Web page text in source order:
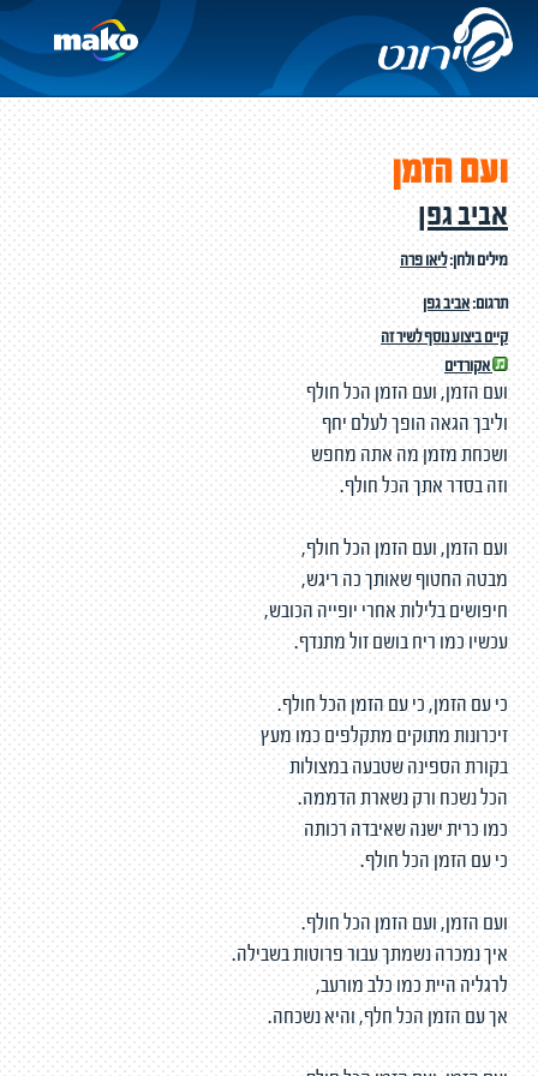
ועם הזמן
אביב גפן
מילים ולחן:ליאו פרה
תרגום:אביב גפן
קיים ביצוע נוסף לשיר זה
אקורדים
ועם הזמן, ועם הזמן הכל חולף
וליבך הגאה הופך לעלם יחף
ושכחת מזמן מה אתה מחפש
וזה בסדר אתך הכל חולף.
ועם הזמן, ועם הזמן הכל חולף,
מבטה החטוף שאותך כה ריגש,
חיפושים בלילות אחרי יופייה הכובש,
עכשיו כמו ריח בושם זול מתנדף.
כי עם הזמן, כי עם הזמן הכל חולף.
זיכרונות מתוקים מתקלפים כמו מעץ
בקורת הספינה שטבעה במצולות
הכל נשכח ורק נשארת הדממה.
כמו כרית ישנה שאיבדה רכותה
כי עם הזמן הכל חולף.
ועם הזמן, ועם הזמן הכל חולף.
איך נמכרה נשמתך עבור פרוטות בשבילה.
לרגליה היית כמו כלב מורעב,
אך עם הזמן הכל חלף, והיא נשכחה.